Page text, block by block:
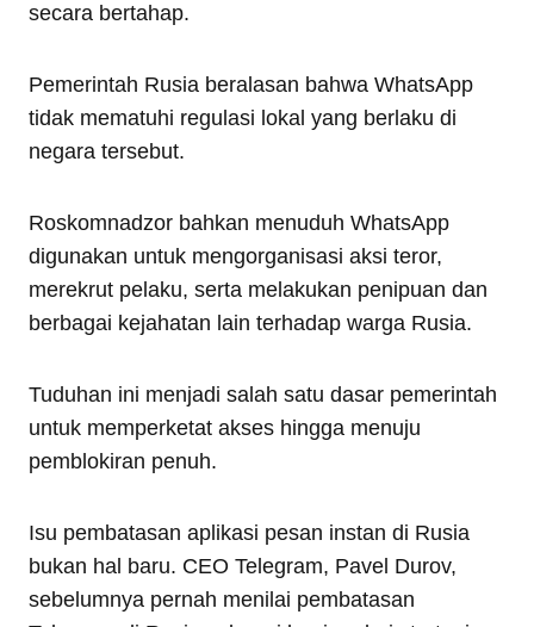
secara bertahap.
Pemerintah Rusia beralasan bahwa WhatsApp
tidak mematuhi regulasi lokal yang berlaku di
negara tersebut.
Roskomnadzor bahkan menuduh WhatsApp
digunakan untuk mengorganisasi aksi teror,
merekrut pelaku, serta melakukan penipuan dan
berbagai kejahatan lain terhadap warga Rusia.
Tuduhan ini menjadi salah satu dasar pemerintah
untuk memperketat akses hingga menuju
pemblokiran penuh.
Isu pembatasan aplikasi pesan instan di Rusia
bukan hal baru. CEO Telegram, Pavel Durov,
sebelumnya pernah menilai pembatasan